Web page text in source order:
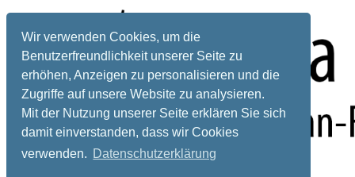
Wir verwenden Cookies, um die
Benutzerfreundlichkeit unserer Seite zu
erhöhen, Anzeigen zu personalisieren und die
Zugriffe auf unsere Website zu analysieren.
Mit der Nutzung unserer Seite erklären Sie sich
damit einverstanden, dass wir Cookies
verwenden. Datenschutzerklärung